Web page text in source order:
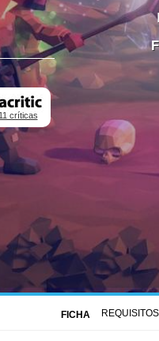
críticas
FICHA REQUISITOS